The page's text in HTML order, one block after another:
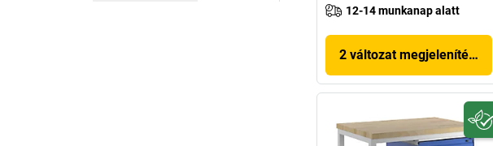
12-14 munkanap alatt
2 változat megjelenítése